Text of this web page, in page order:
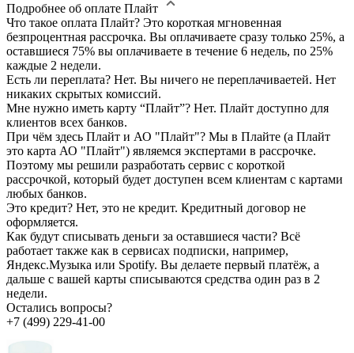
Подробнее об оплате Плайт
Что такое оплата Плайт? Это короткая мгновенная
безпроцентная рассрочка. Вы оплачиваете сразу только 25%, а
оставшиеся 75% вы оплачиваете в течение 6 недель, по 25%
каждые 2 недели.
Есть ли переплата? Нет. Вы ничего не переплачиваетей. Нет
никаких скрытых комиссий.
Мне нужно иметь карту “Плайт”? Нет. Плайт доступно для
клиентов всех банков.
При чём здесь Плайт и АО "Плайт"? Мы в Плайте (а Плайт
это карта АО "Плайт") являемся экспертами в рассрочке.
Поэтому мы решили разработать сервис с короткой
рассрочкой, который будет доступен всем клиентам с картами
любых банков.
Это кредит? Нет, это не кредит. Кредитный договор не
оформляется.
Как будут списывать деньги за оставшиеся части? Всё
работает также как в сервисах подписки, например,
Яндекс.Музыка или Spotify. Вы делаете первый платёж, а
дальше с вашей карты списываются средства один раз в 2
недели.
Остались вопросы?
+7 (499) 229-41-00